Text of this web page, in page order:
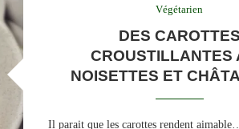
Végétarien
DES CAROTTES
CROUSTILLANTES
NOISETTES ET
Il parait que les carottes rendent aimable…